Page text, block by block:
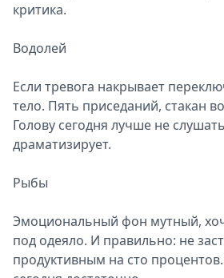
критика.
Водолей
Если тревога накрывает
тело. Пять приседаний, стакан
Голову сегодня лучше не
драматизирует.
Рыбы
Эмоциональный фон мутный,
под одеяло. И правильно: не
продуктивным на сто